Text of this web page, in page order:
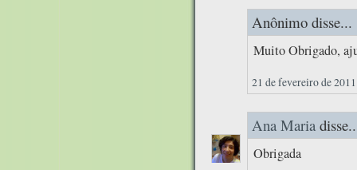
Anônimo disse...
Muito Obrigado,
21 de fevereiro de
Ana Maria
Obrigada